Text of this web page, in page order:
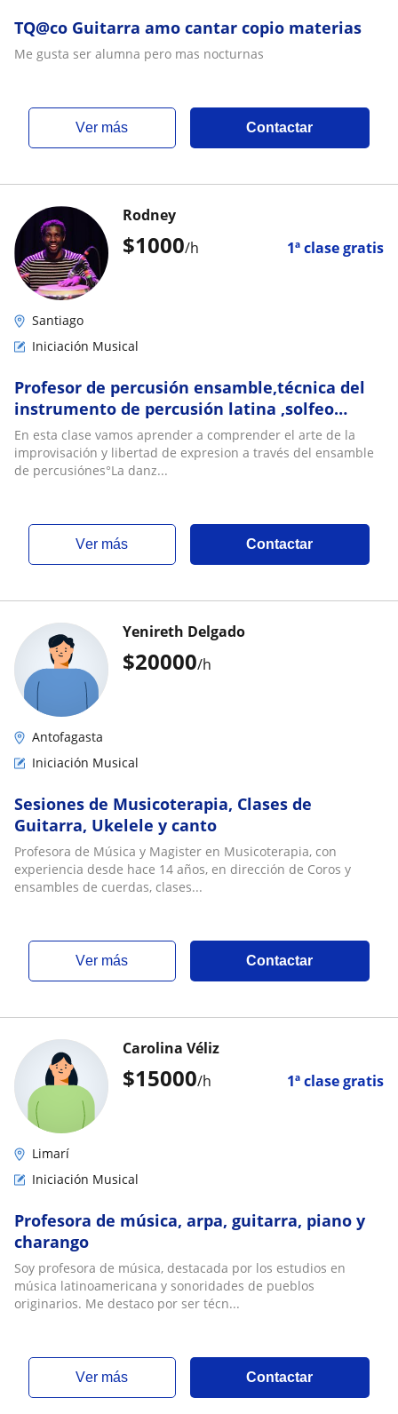
TQ@co Guitarra amo cantar copio materias
Me gusta ser alumna pero mas nocturnas
ver más Contactar
$1000/h 1ª clase gratis
Rodney
Santiago
Iniciación Musical
Profesor de percusión ensamble,técnica del
instrumento de percusión latina ,solfeo
rítmico y Sincop'a musical, práctica
d'conjunto
En esta clase vamos aprender a comprender el arte de la
improvisación y libertad de expresion a través del ensamble
de percusiónes°La danz...
ver más Contactar
$20000/h
Yenireth Delgado
Antofagasta
Iniciación Musical
Sesiones de Musicoterapia, Clases de
Guitarra, Ukelele y canto
Profesora de Música y Magister en Musicoterapia, con
experiencia desde hace 14 años, en dirección de Coros y
ensambles de cuerdas, clases...
ver más Contactar
$15000/h 1ª clase gratis
Carolina Véliz
Limarí
Iniciación Musical
Profesora de música, arpa, guitarra, piano y
charango
Soy profesora de música, destacada por los estudios en
música latinoamericana y sonoridades de pueblos
originarios. Me destaco por ser técn...
ver más Contactar